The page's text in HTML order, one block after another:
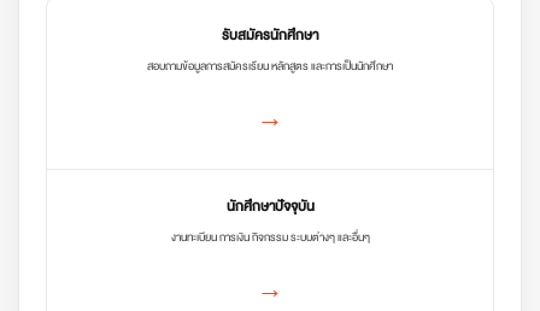
รับสมัครนักศึกษา
สอบถามข้อมูลการสมัครเรียน หลักสูตร และการเป็นนักศึกษา
→
นักศึกษาปัจจุบัน
งานทะเบียน การเงิน กิจกรรม ระบบต่างๆ และอื่นๆ
→